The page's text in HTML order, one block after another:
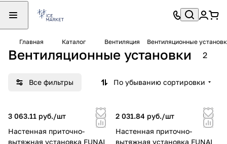
Главная Каталог Вентиляция Вентиляционные
Вентиляционные установки 2
Все фильтры По убыванию сортировки
3 063.11 руб./шт
Настенная приточно-
вытяжная установка FUNAI
2 031.84 руб./шт
Настенная приточно-
вытяжная установка FUNAI